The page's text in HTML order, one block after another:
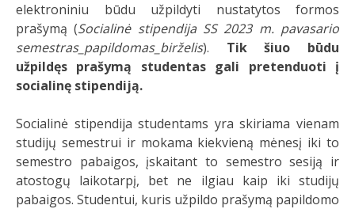
elektroniniu būdu užpildyti nustatytos formos
prašymą (Socialinė stipendija SS 2023 m. pavasario
semestras_papildomas_birželis). Tik šiuo būdu
užpildęs prašymą studentas gali pretenduoti į
socialinę stipendiją.
Socialinė stipendija studentams yra skiriama vienam
studijų semestrui ir mokama kiekvieną mėnesį iki to
semestro pabaigos, įskaitant to semestro sesiją ir
atostogų laikotarpį, bet ne ilgiau kaip iki studijų
pabaigos. Studentui, kuris užpildo prašymą papildomo